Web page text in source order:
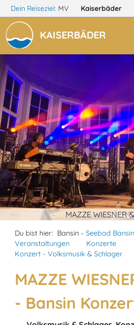
Dein Reiseziel: MV Kaiserbäder
KAISERBÄDER
MAZZE WIESNER
Du bist hier: Bansin - Seebad Bansin
Veranstaltungen
Konzerte
Konzert - Volksmusik & Schlager
MAZZE
- Bansin